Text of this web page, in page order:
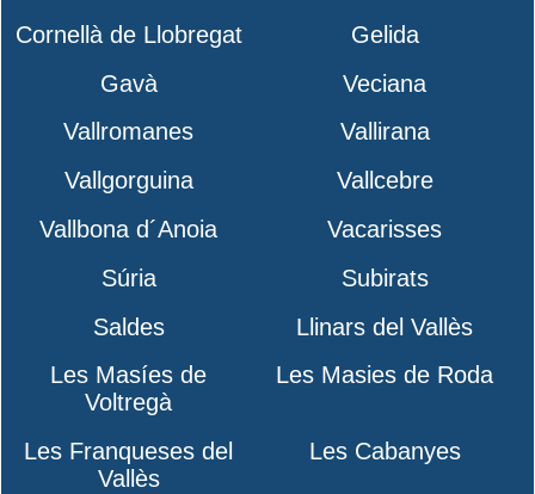
Cornellà de Llobregat
Gelida
Gavà
Veciana
Vallromanes
Vallirana
Vallgorguina
Vallcebre
Vallbona d´Anoia
Vacarisses
Súria
Subirats
Saldes
Llinars del Vallès
Les Masíes de
Voltregà
Les Masies de Roda
Les Franqueses del
Vallès
Les Cabanyes